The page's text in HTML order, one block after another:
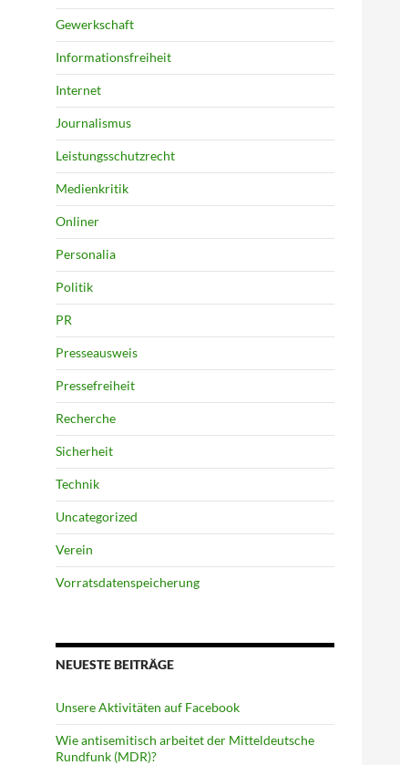
Gewerkschaft
Informationsfreiheit
Internet
Journalismus
Leistungsschutzrecht
Medienkritik
Onliner
Personalia
Politik
PR
Presseausweis
Pressefreiheit
Recherche
Sicherheit
Technik
Uncategorized
Verein
Vorratsdatenspeicherung
NEUESTE BEITRÄGE
Unsere Aktivitäten auf Facebook
Wie antisemitisch arbeitet der Mitteldeutsche
Rundfunk (MDR)?